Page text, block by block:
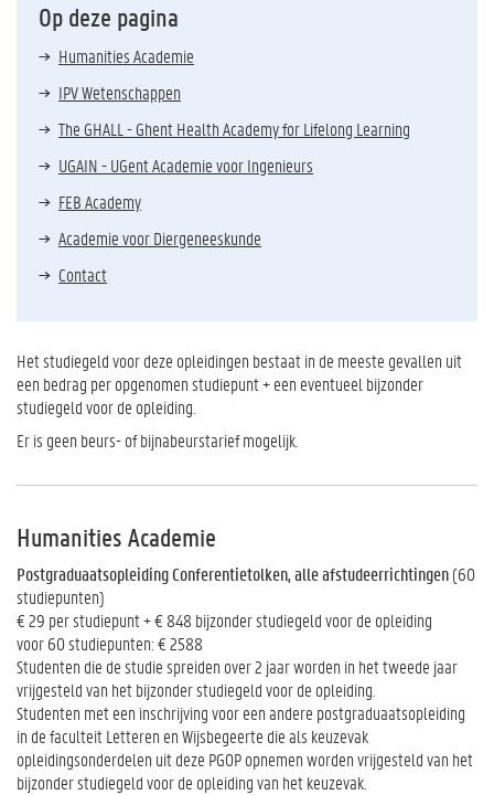
Op deze pagina
Humanities Academie
IPV Wetenschappen
The GHALL - Ghent Health Academy for Lifelong Learning
UGAIN - UGent Academie voor Ingenieurs
FEB Academy
Academie voor Diergeneeskunde
Contact
Het studiegeld voor deze opleidingen bestaat in de meeste gevallen uit
een bedrag per opgenomen studiepunt + een eventueel bijzonder
studiegeld voor de opleiding.
Er is geen beurs- of bijnabeurstarief mogelijk.
Humanities Academie
Postgraduaatsopleiding Conferentietolken, alle afstudeerrichtingen(60
studiepunten)
€ 29 per studiepunt + € 848 bijzonder studiegeld voor de opleiding
voor 60 studiepunten: € 2588
Studenten die de studie spreiden over 2 jaar worden in het tweede jaar
vrijgesteld van het bijzonder studiegeld voor de opleiding.
Studenten met een inschrijving voor een andere postgraduaatsopleiding
in de faculteit Letteren en Wijsbegeerte die als keuzevak
opleidingsonderdelen uit deze PGOP opnemen worden vrijgesteld van het
bijzonder studiegeld voor de opleiding van het keuzevak.